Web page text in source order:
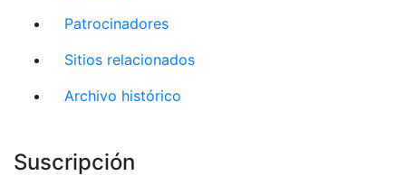
Patrocinadores
Sitios relacionados
Archivo histórico
Suscripción